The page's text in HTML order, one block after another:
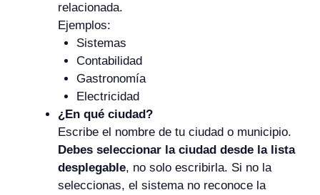
relacionada.
Ejemplos:
Sistemas
Contabilidad
Gastronomía
Electricidad
¿En qué ciudad?
Escribe el nombre de tu ciudad o municipio.
Debes seleccionar la ciudad desde la lista
desplegable, no solo escribirla. Si no la
seleccionas, el sistema no reconoce la